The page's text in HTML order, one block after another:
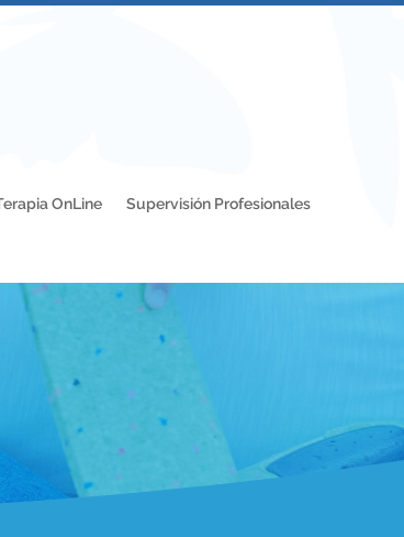
OnLine
Supervisión Profesionales